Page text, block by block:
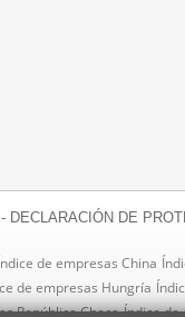
DECLARACIÓN DE
de empresas China
de empresas Hungría
República Checa Índice de